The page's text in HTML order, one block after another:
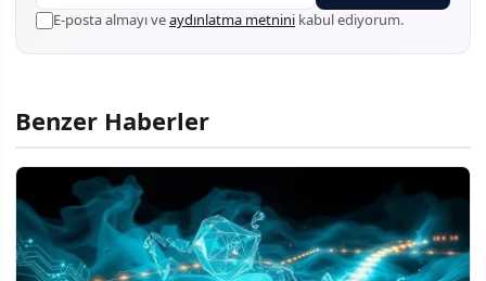
E-posta almayı veaydınlatma metnini kabul ediyorum.
Benzer Haberler